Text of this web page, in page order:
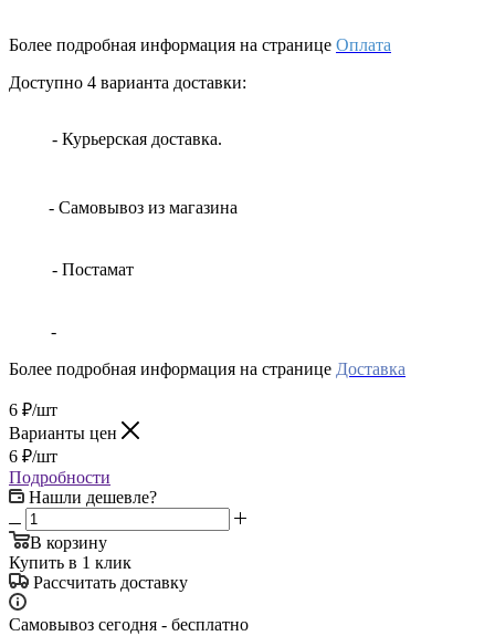
Более подробная информация на странице Оплата
Доступно 4 варианта доставки:
- Курьерская доставка.
- Самовывоз из магазина
- Постамат
-
Более подробная информация на странице Доставка
6 ₽/шт
Варианты цен
6 ₽/шт
Подробности
Нашли дешевле?
В корзину
Купить в 1 клик
Рассчитать доставку
Самовывоз сегодня - бесплатно